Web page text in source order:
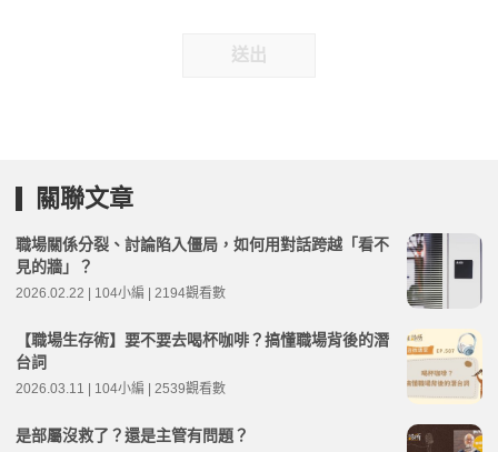
送出
關聯文章
職場關係分裂、討論陷入僵局，如何用對話跨越「看不
見的牆」？
2026.02.22 | 104小編 | 2194觀看數
【職場生存術】要不要去喝杯咖啡？搞懂職場背後的潛
台詞
2026.03.11 | 104小編 | 2539觀看數
是部屬沒救了？還是主管有問題？